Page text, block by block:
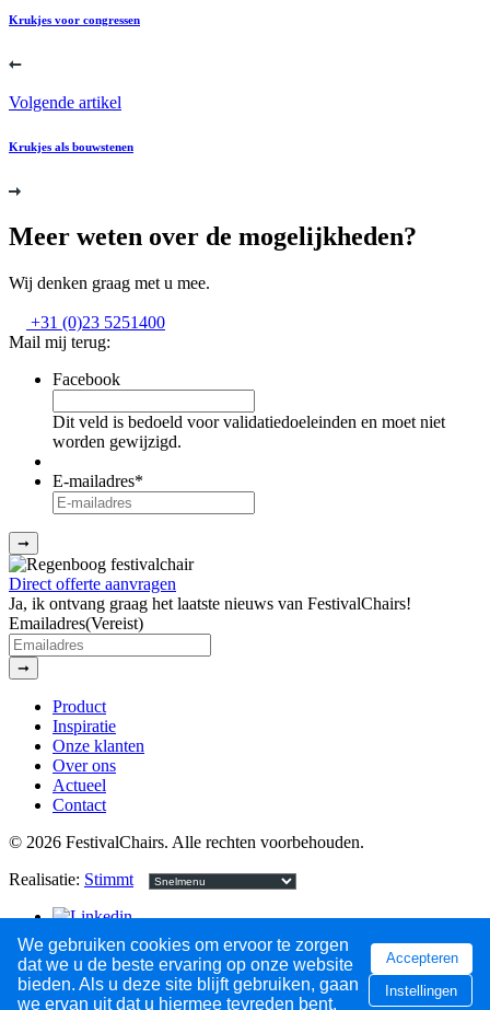
Krukjes voor congressen
Volgende artikel
Krukjes als bouwstenen
Meer weten over de mogelijkheden?
Wij denken graag met u mee.
+31 (0)23 5251400
Mail mij terug:
Facebook
Dit veld is bedoeld voor validatiedoeleinden en moet niet
worden gewijzigd.
E-mailadres*
Direct offerte aanvragen
Ja, ik ontvang graag het laatste nieuws van FestivalChairs!
Emailadres(Vereist)
Product
Inspiratie
Onze klanten
Over ons
Actueel
Contact
© 2026 FestivalChairs. Alle rechten voorbehouden.
Realisatie: Stimmt
We gebruiken cookies om ervoor te zorgen
dat we u de beste ervaring op onze website
bieden. Als u deze site blijft gebruiken, gaan
we ervan uit dat u hiermee tevreden bent.
Accepteren
Instellingen